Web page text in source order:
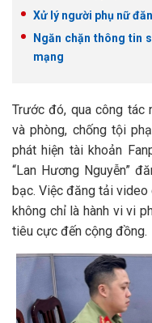
Xử lý người phụ nữ
Ngăn chặn thông tin
mạng
Trước đó, qua công tác
và phòng, chống tội
phát hiện tài khoản
“Lan Hương Nguyễn”
bạc. Việc đăng tải video
không chỉ là hành vi vi
tiêu cực đến cộng đồng.